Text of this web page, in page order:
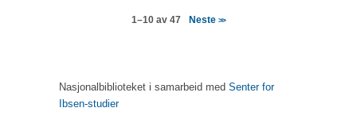
1–10 av 47 Neste>>
Nasjonalbiblioteket i samarbeid med Senter for
Ibsen-studier